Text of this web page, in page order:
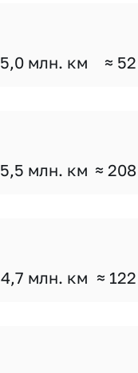
5,0 млн. км ≈
5,5 млн. км ≈
4,7 млн. км ≈